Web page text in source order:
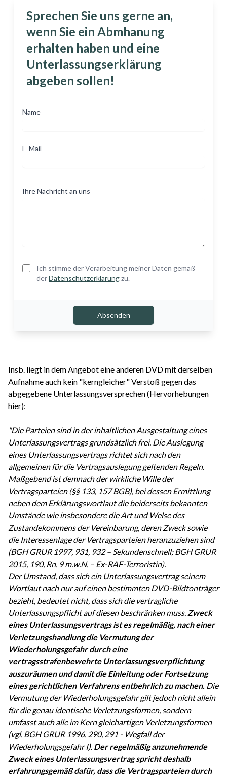
Sprechen Sie uns gerne an,
wenn Sie ein Abmhanung
erhalten haben und eine
Unterlassungserklärung
abgeben sollen!
Name
E-Mail
Ihre Nachricht an uns
Ich stimme der Verarbeitung meiner Daten gemäß
derDatenschutzerklärungzu.
Absenden
Insb. liegt in dem Angebot eine anderen DVD mit derselben
Aufnahme auch kein "kerngleicher" Verstoß gegen das
abgegebene Unterlassungsversprechen (Hervorhebungen
hier):
"Die Parteien sind in der inhaltlichen Ausgestaltung eines
Unterlassungsvertrags grundsätzlich frei. Die Auslegung
eines Unterlassungsvertrags richtet sich nach den
allgemeinen für die Vertragsauslegung geltenden Regeln.
Maßgebend ist demnach der wirkliche Wille der
Vertragsparteien (§§ 133, 157 BGB), bei dessen Ermittlung
neben dem Erklärungswortlaut die beiderseits bekannten
Umstände wie insbesondere die Art und Welse des
Zustandekommens der Vereinbarung, deren Zweck sowie
die Interessenlage der Vertragsparteien heranzuziehen sind
(BGH GRUR 1997, 931, 932 – Sekundenschnell; BGH GRUR
2015, 190, Rn. 9 m.w.N. – Ex-RAF-Terroristin).
Der Umstand, dass sich ein Unterlassungsvertrag seinem
Wortlaut nach nur auf einen bestimmten DVD-Bildtonträger
bezieht, bedeutet nicht, dass sich die vertragliche
Unterlassungspflicht auf diesen beschränken muss. Zweck
eines Unterlassungsvertrags ist es regelmäßig, nach einer
Verletzungshandlung die Vermutung der
Wiederholungsgefahr durch eine
vertragsstrafenbewehrte Unterlassungsverpflichtung
auszuräumen und damit die Einleitung oder Fortsetzung
eines gerichtlichen Verfahrens entbehrlich zu machen. Die
Vermutung der Wiederholungsgefahr gilt jedoch nicht allein
für die genau identische Verletzungsformen, sondern
umfasst auch alle im Kern gleichartigen Verletzungsformen
(vgl. BGH GRUR 1996. 290, 291 - Wegfall der
Wiederholungsgefahr I). Der regelmäßig anzunehmende
Zweck eines Unterlassungsvertrag spricht deshalb
erfahrungsgemäß dafür, dass die Vertragsparteien durch